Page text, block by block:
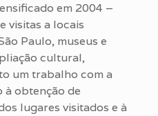
em 2004 –
visitas a locais
Paulo, museus e
cultural,
um trabalho com a
à obtenção de
lugares visitados e à